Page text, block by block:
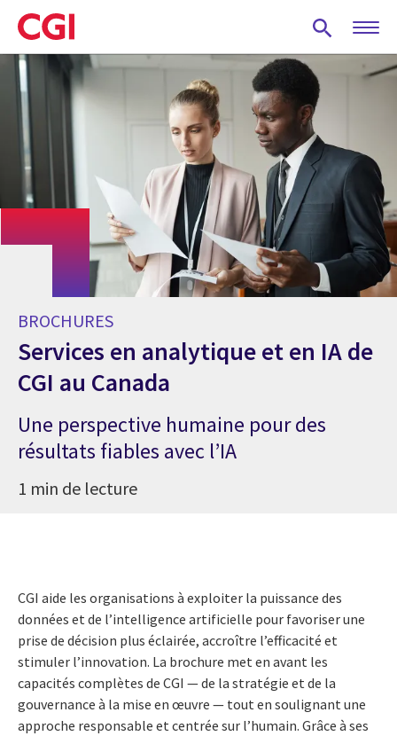
Skip
to
main
content
BROCHURES
Services en analytique et en IA de
CGI au Canada
Une perspective humaine pour des
résultats fiables avec l’IA
1 min de lecture
CGI aide les organisations à exploiter la puissance des
données et de l’intelligence artificielle pour favoriser une
prise de décision plus éclairée, accroître l’efficacité et
stimuler l’innovation. La brochure met en avant les
capacités complètes de CGI — de la stratégie et de la
gouvernance à la mise en œuvre — tout en soulignant une
approche responsable et centrée sur l’humain. Grâce à ses